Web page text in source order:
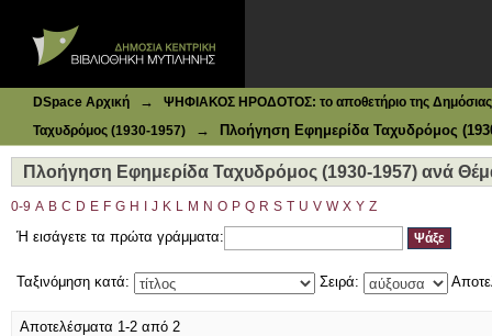
DSpace Αρχική →
ΨΗΦΙΑΚΟΣ ΗΡΟΔΟΤΟΣ: το αποθετήριο της Δημόσιας
Ταχυδρόμος (1930-1957)
→ Πλοήγηση Εφημερίδα Ταχυδρόμος
Πλοήγηση Εφημερίδα Ταχυδρόμος (1930-1957) ανά
0-9 A B C D E F G H J K L M N O P Q R S T U V W X Y Z
Ή εισάγετε τα πρώτα γράμματα:
Ταξινόμηση κατά: Σειρά:
Αποτελέσματα 1-2 από 2